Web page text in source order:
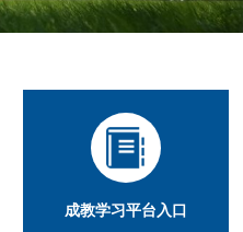
成教学习平台入口